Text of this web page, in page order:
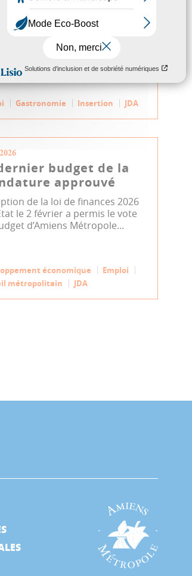
gourmand, l’activité restauration
d’insertion
de L’Îlot, a agrandi
Gastronomie Insertion JDA
budget de la
approuvé
de la loi de finances 2026
le 2 février a permis le vote
d’Amiens Métropole...
économique
Emploi
métropolitain
JDA